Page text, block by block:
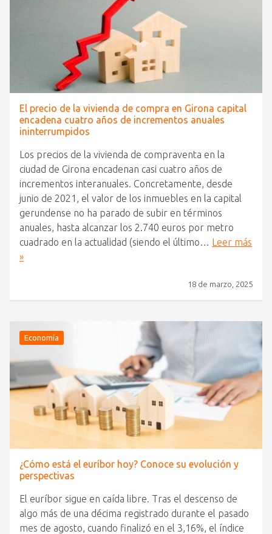
El precio de la vivienda de compra en Girona capital
encadena cuatro años de incrementos anuales
ininterrumpidos
Los precios de la vivienda de compraventa en la
ciudad de Girona encadenan casi cuatro años de
incrementos interanuales. Concretamente, desde
junio de 2021, el valor de los inmuebles en la capital
gerundense no ha parado de subir en términos
anuales, hasta alcanzar los 2.740 euros por metro
cuadrado en la actualidad (siendo el último… Leer más
»
18 de marzo, 2025
Economía
¿Cómo está el euríbor hoy? Conoce su evolución y
perspectivas
El euríbor sigue en caída libre. Tras el descenso de
algo más de una décima registrado durante el pasado
mes de agosto, cuando finalizó en el 3,16%, el índice